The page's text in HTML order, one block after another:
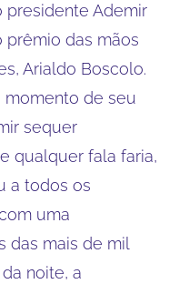
presidente Ademir
das mãos
Arialdo Boscolo.
momento de seu
sequer
qualquer fala faria,
a todos os
uma
das mais de mil
noite, a